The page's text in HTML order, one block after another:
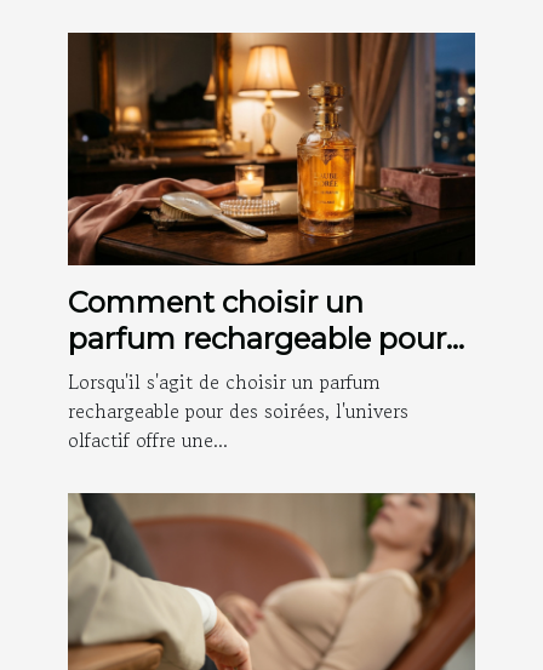
Comment choisir un
parfum rechargeable pour
les soirées ?
Lorsqu'il s'agit de choisir un parfum
rechargeable pour des soirées, l'univers
olfactif offre une...